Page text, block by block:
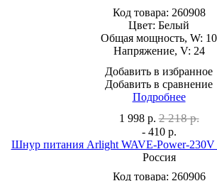
Код товара: 260908
Цвет: Белый
Общая мощность, W: 10
Напряжение, V: 24
Добавить в избранное
Добавить в сравнение
Подробнее
1 998 р. 2 218 р.
- 410 р.
Шнур питания Arlight WAVE-Power-230V
Россия
Код товара: 260906